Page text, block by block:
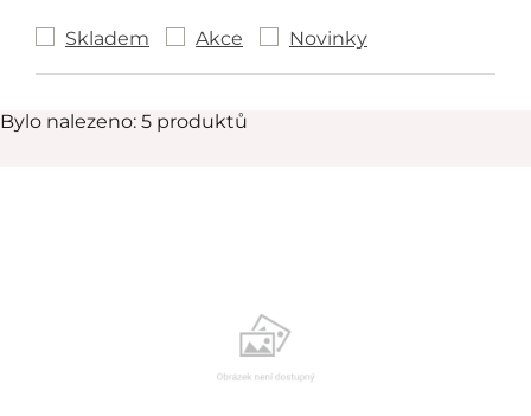
Skladem Akce Novinky
Bylo nalezeno: 5 produktů